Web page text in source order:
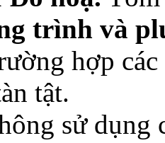
trình và
hợp
tật.
sử dụng